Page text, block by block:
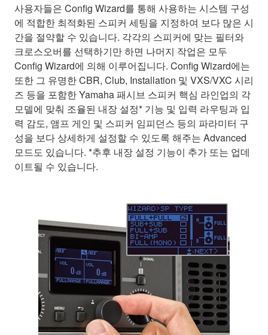
사용자들은 Config Wizard를 통해 사용하는 시스템 구성
에 적합한 최적화된 스피커 세팅을 지정하여 보다 많은 시
간을 절약할 수 있습니다. 각각의 스피커에 맞는 필터와
크로스오버를 선택하기만 하면 나머지 작업은 모두
Config Wizard에 의해 이루어집니다. Config Wizard에는
또한 그 유명한 CBR, Club, Installation 및 VXS/VXC 시리
즈 등을 포함한 Yamaha 패시브 스피커 핵심 라인업의 각
모델에 맞춰 조율된 내장 설정* 기능 및 입력 라우팅과 입
력 감도, 앰프 게인 및 스피커 임피던스 등의 파라미터 구
성을 보다 상세하게 설정할 수 있도록 해주는 Advanced
모드도 있습니다. *추후 내장 설정 기능이 추가 또는 업데
이트될 수 있습니다.